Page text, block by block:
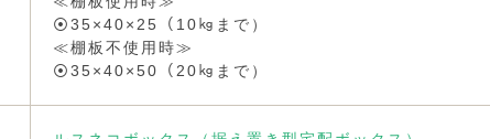
⦿35×40×25（10㎏まで）
≪棚板不使用時≫
⦿35×40×50（20㎏まで）